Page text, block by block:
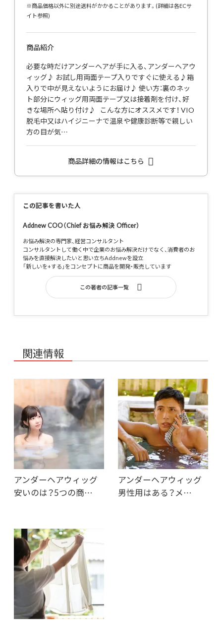
※商品価格以外に別途送料がかかることがあります。(詳細は各ECサ
イト参照)
商品紹介
必要な時だけアンダーヘアが手に入る、アンダーヘアウ
ィッグ♪ お試し用両面テープ入りですぐに使える♪箱
入りで中が見えないようにお届け♪ 使い方：裏のネッ
ト部分にウィッグ用両面テープ又は接着剤を付け、好
きな場所へ貼り付け♪ こんな方にオススメです！ VIO
脱毛中又はハイジニーナで温泉や健康診断等で親しい
方の目が気…
商品詳細の情報はこちら
この記事を書いた人
Addnew COO（Chief お悩み解決 Officer）
お悩み解決の専門家、経営コンサルタント
コンサルタントして働く中で企業のお悩み解決だけでなく、消費者のお
悩みを直接解決したいと思い立ちAddnewを設立
「新しいを+する」をコンセプトに商品を開発・販売しています
この著者の記事一覧
関連情報
アンダーヘアウィッグ
安いのは？5つの商…
アンダーヘアウィッグ
男性用はある？メ…